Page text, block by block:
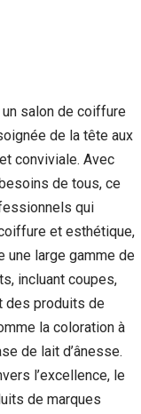
un salon de coiffure
de la tête aux
conviviale. Avec
de tous, ce
qui
et esthétique,
une large gamme de
incluant coupes,
des produits de
la coloration à
de lait d’ânesse.
l’excellence, le
de marques